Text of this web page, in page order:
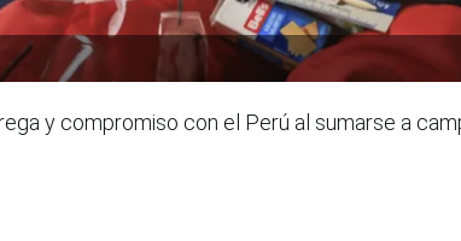
y compromiso con el Perú al sumarse a